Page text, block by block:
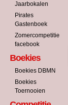
Jaarbokalen
Pirates
Gastenboek
Zomercompetitie
facebook
Boekies
Boekies DBMN
Boekies
Toernooien